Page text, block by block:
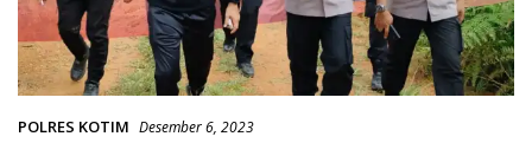
POLRES KOTIM Desember 6, 2023